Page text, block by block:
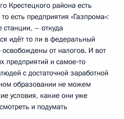
Крестецкого района есть
есть предприятия «Газпрома»:
станции, – откуда
идёт то ли в федеральный
от налогов. И вот
предприятий и самое‑то
с достаточной заработной
образовании не можем
условия, какие они уже
и подумать